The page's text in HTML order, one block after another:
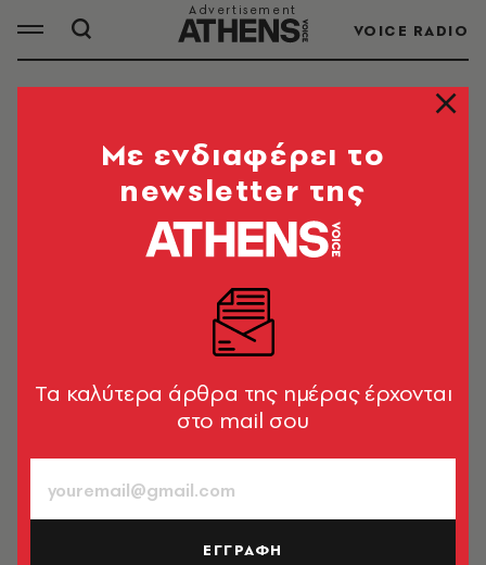
VOICE RADIO
ΛΑΟΥΡΑ ΚΟΒΕΣΙ
ΟΛΑ ΤΑ ΑΡΘΡΑ ΤΟΥ TAG
ΠΟΛΙΤΙΚΗ & ΟΙΚΟΝΟΜΙΑ
προσφυγή Κοβέσι για τη θητεία των
Ευρωπαίων Εισαγγελέων
ΚΟΣΜΟΣ
Αμφιβολίες για τη συνεργασία των
Mε ενδιαφέρει το
newsletter της
Tα καλύτερα άρθρα της ημέρας έρχονται
στο mail σου
ΕΓΓΡΑΦΗ